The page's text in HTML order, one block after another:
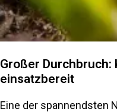
Großer
einsatzbereit
Eine der spannendsten